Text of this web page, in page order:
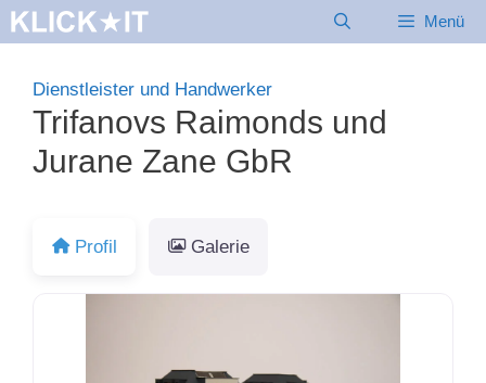
Zum
Inhalt
Menü
Dienstleister und Handwerker
Trifanovs Raimonds und
Jurane Zane GbR
Profil Galerie